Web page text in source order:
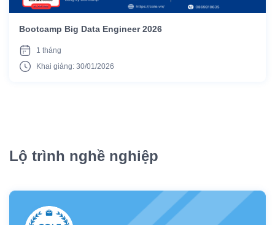
Bootcamp Big Data Engineer 2026
1 tháng
Khai giảng: 30/01/2026
Lộ trình nghề nghiệp